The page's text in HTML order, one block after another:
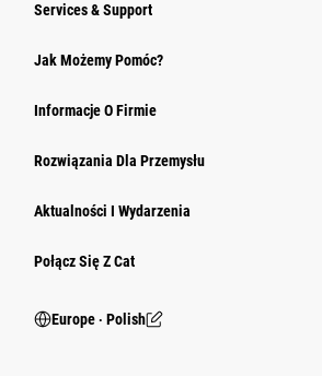
Services & Support
Jak Możemy Pomóc?
Informacje O Firmie
Rozwiązania Dla Przemysłu
Aktualności I Wydarzenia
Połącz Się Z Cat
Europe ‧ Polish